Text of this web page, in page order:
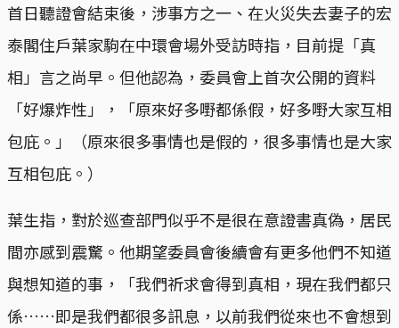
首日聽證會結束後，涉事方之一、在火災失去妻子的宏
泰閣住戶葉家駒在中環會場外受訪時指，目前提「真
相」言之尚早。但他認為，委員會上首次公開的資料
「好爆炸性」，「原來好多嘢都係假，好多嘢大家互相
包庇。」（原來很多事情也是假的，很多事情也是大家
互相包庇。）
葉生指，對於巡查部門似乎不是很在意證書真偽，居民
間亦感到震驚。他期望委員會後續會有更多他們不知道
與想知道的事，「我們祈求會得到真相，現在我們都只
係……即是我們都很多訊息，以前我們從來也不會想到